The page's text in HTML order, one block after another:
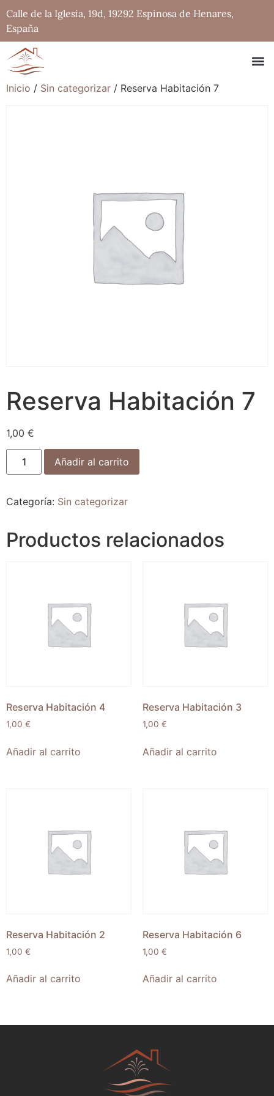
Calle de la Iglesia, 19d, 19292 Espinosa de Henares,
España
Inicio / Sin categorizar / Reserva Habitación 7
Reserva Habitación 7
1,00 €
Añadir al carrito
Categoría: Sin categorizar
Productos relacionados
Reserva Habitación 4
1,00 €
Añadir al carrito
Reserva Habitación 3
1,00 €
Añadir al carrito
Reserva Habitación 2
1,00 €
Añadir al carrito
Reserva Habitación 6
1,00 €
Añadir al carrito